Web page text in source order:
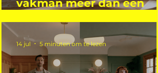
vakman meer dan een
14 jul 5 minuten om te lezen